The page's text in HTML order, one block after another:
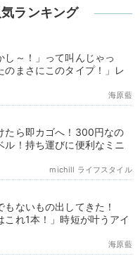
ランキング
し～！」って叫んじゃっ
のまさにこのタイプ！」レ
海原藍
たら即カゴへ！300円なの
ル！持ち運びに便利なミニ
michill ライフスタイル
もないもの出してきた！
これ1本！」時短が叶うアイ
海原藍